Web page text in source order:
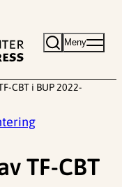
Meny
CBT i BUP 2022-
TF-CBT